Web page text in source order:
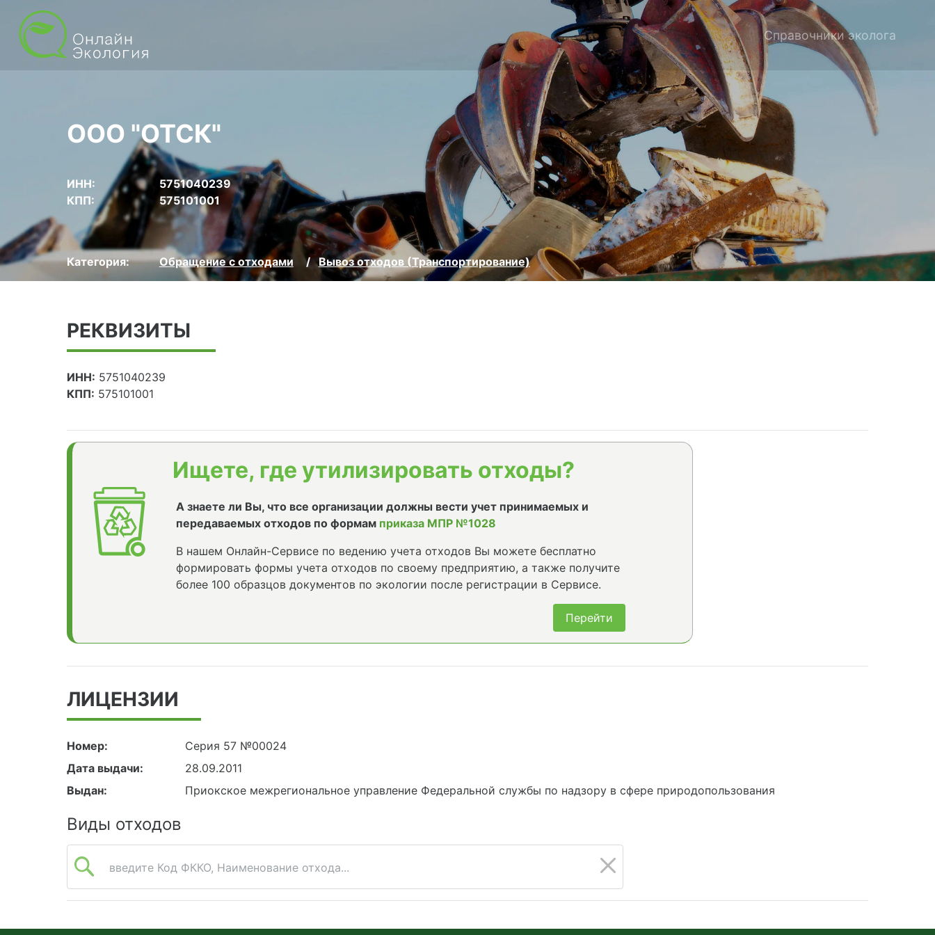
Справочники эколога
ООО "ОТСК"
ИНН:
5751040239
КПП:
575101001
Категория: Обращение с отходами Вывоз отходов (Транспортирование)
РЕКВИЗИТЫ
ИНН: 5751040239
КПП: 575101001
Ищете, где утилизировать отходы?
А знаете ли Вы, что все организации должны вести учет принимаемых и
передаваемых отходов по формам приказа МПР №1028
В нашем Онлайн-Сервисе по ведению учета отходов Вы можете бесплатно
формировать формы учета отходов по своему предприятию, а также получите
более 100 образцов документов по экологии после регистрации в Сервисе.
Перейти
ЛИЦЕНЗИИ
Номер:
Серия 57 №00024
Дата выдачи:
28.09.2011
Выдан:
Приокское межрегиональное управление Федеральной службы по надзору в сфере природопользования
Виды отходов
введите Код ФККО, Наименование отхода...